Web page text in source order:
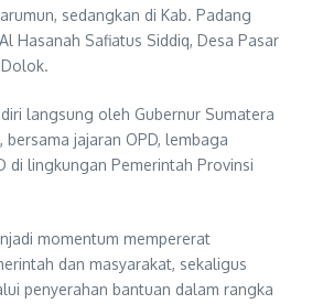
sedangkan di Kab. Padang
Hasanah Safiatus Siddiq, Desa Pasar
langsung oleh Gubernur Sumatera
bersama jajaran OPD, lembaga
di lingkungan Pemerintah Provinsi
momentum mempererat
dan masyarakat, sekaligus
penyerahan bantuan dalam rangka